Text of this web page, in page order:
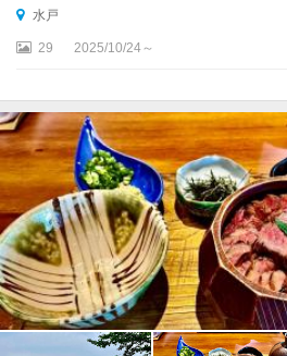
水戸
29 2025/10/24～